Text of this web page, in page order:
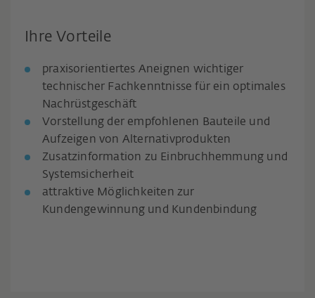
Ihre Vorteile
praxisorientiertes Aneignen wichtiger
technischer Fachkenntnisse für ein optimales
Nachrüstgeschäft
Vorstellung der empfohlenen Bauteile und
Aufzeigen von Alternativprodukten
Zusatzinformation zu Einbruchhemmung und
Systemsicherheit
attraktive Möglichkeiten zur
Kundengewinnung und Kundenbindung